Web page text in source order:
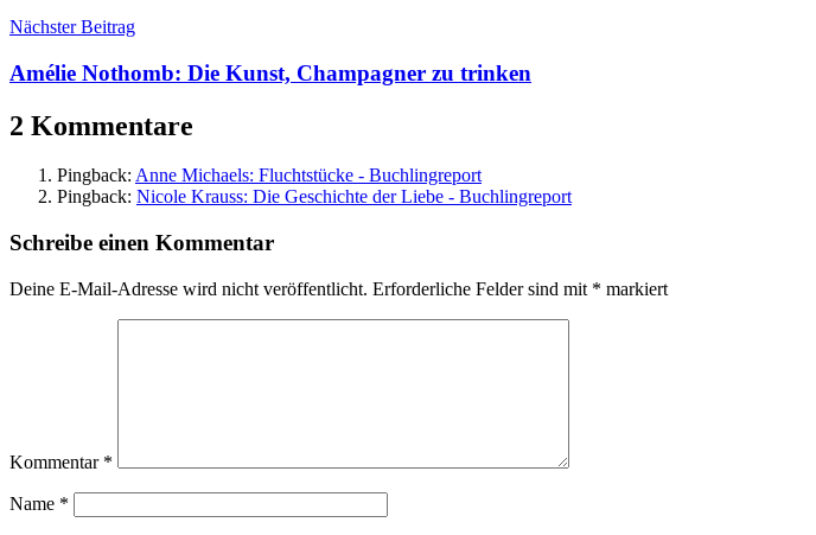
Brod,
Fischer
Taschenbuch
Jonathan
Froer,
Nächster Beitrag
Amélie Nothomb: Die Kunst, Champagner zu trinken
2 Kommentare
Pingback: Anne Michaels: Fluchtstücke - Buchlingreport
Pingback: Nicole Krauss: Die Geschichte der Liebe - Buchlingreport
Schreibe einen Kommentar
Deine E-Mail-Adresse wird nicht veröffentlicht. Erforderliche Felder sind mit * markiert
Kommentar *
Name *